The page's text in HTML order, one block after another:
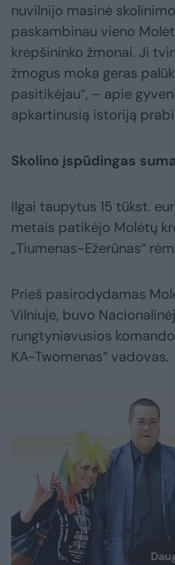
nuvilnijo masinė
paskambinau vieno
krepšininko žmonai. Ji
žmogus moka geras
pasitikėjau“, – apie
apkartinusią istoriją
Skolino įspūdingas
Ilgai taupytus 15 tūkst.
metais patikėjo Molėtų
„Tiumenas-Ežerūnas“
Prieš pasirodydamas
Vilniuje, buvo
rungtyniavusios
KA-Twomenas“ vadovas.